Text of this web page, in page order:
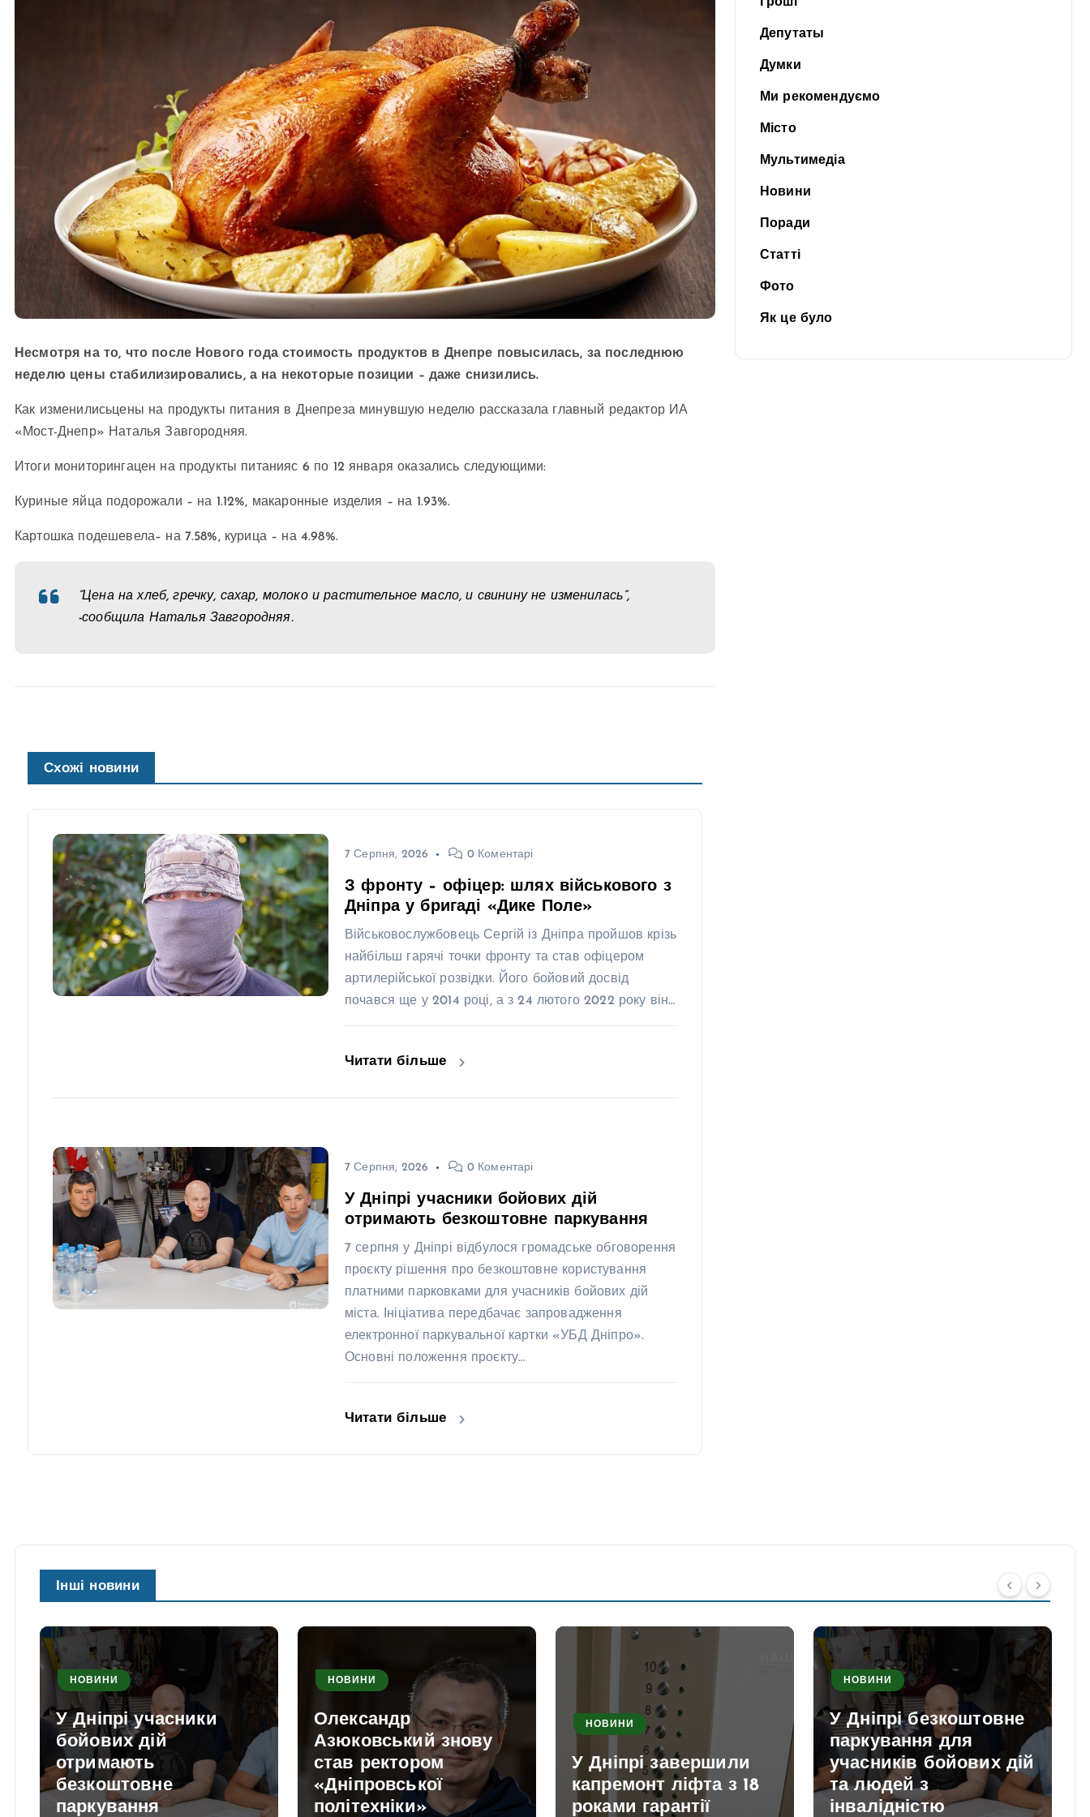
Несмотря на то, что после Нового года стоимость продуктов в Днепре повысилась, за последнюю
неделю цены стабилизировались, а на некоторые позиции – даже снизились.
Как изменилисьцены на продукты питания в Днепреза минувшую неделю рассказала главный редактор ИА
«Мост-Днепр» Наталья Завгородняя.
Итоги мониторингацен на продукты питанияс 6 по 12 января оказались следующими:
Куриные яйца подорожали – на 1.12%, макаронные изделия – на 1.93%.
Картошка подешевела– на 7.58%, курица – на 4.98%.
“Цена на хлеб, гречку, сахар, молоко и растительное масло, и свинину не изменилась”,
-сообщила Наталья Завгородняя.
Схожі новини
7 Серпня, 2026 0 Коментарі
З фронту – офіцер: шлях військового з
Дніпра у бригаді «Дике Поле»
Військовослужбовець Сергій із Дніпра пройшов крізь
найбільш гарячі точки фронту та став офіцером
артилерійської розвідки. Його бойовий досвід
почався ще у 2014 році, а з 24 лютого 2022 року він…
Читати більше
7 Серпня, 2026 0 Коментарі
У Дніпрі учасники бойових дій
отримають безкоштовне паркування
7 серпня у Дніпрі відбулося громадське обговорення
проєкту рішення про безкоштовне користування
платними парковками для учасників бойових дій
міста. Ініціатива передбачає запровадження
електронної паркувальної картки «УБД Дніпро».
Основні положення проєкту…
Читати більше
Депутаты
Думки
Ми рекомендуємо
Місто
Мультимедіа
Новини
Поради
Статті
Фото
Як це було
Інші новини
НОВИНИ
У Дніпрі учасники
бойових дій
отримають
безкоштовне
паркування
НОВИНИ
Олександр
Азюковський знову
став ректором
«Дніпровської
політехніки»
НОВИНИ
У Дніпрі завершили
капремонт ліфта з 18
роками гарантії
НОВИНИ
У Дніпрі безкоштовне
паркування для
учасників бойових дій
та людей з
інвалідністю